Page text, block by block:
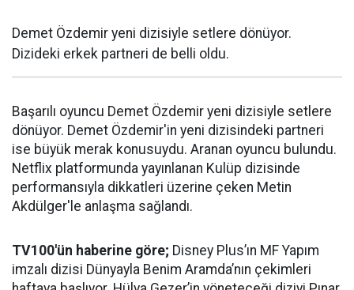
Demet Özdemir yeni dizisiyle setlere dönüyor.
Dizideki erkek partneri de belli oldu.
Başarılı oyuncu Demet Özdemir yeni dizisiyle setlere
dönüyor. Demet Özdemir'in yeni dizisindeki partneri
ise büyük merak konusuydu. Aranan oyuncu bulundu.
Netflix platformunda yayınlanan Kulüp dizisinde
performansıyla dikkatleri üzerine çeken Metin
Akdülger'le anlaşma sağlandı.
TV100'ün haberine göre; Disney Plus’ın MF Yapım
imzalı dizisi Dünyayla Benim Aramda’nın çekimleri